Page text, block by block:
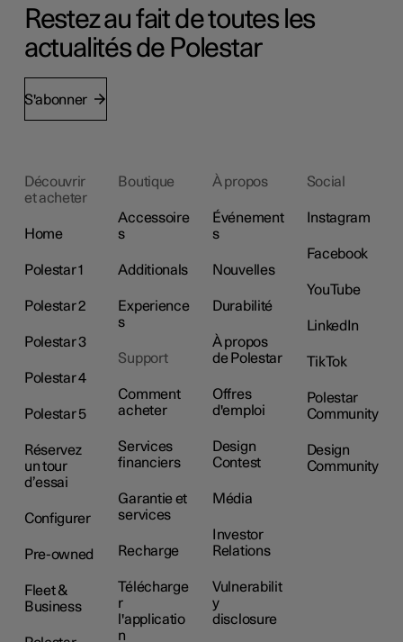
Restez au fait de toutes les
actualités de Polestar
S'abonner
Découvrir
et acheter
Home
Polestar 1
Polestar 2
Polestar 3
Polestar 4
Polestar 5
Réservez
un tour
d’essai
Configurer
Pre-owned
Fleet &
Business
Boutique
Accessoire
s
Additionals
Experience
s
Support
Comment
acheter
Services
financiers
Garantie et
services
Recharge
Télécharge
r
l'applicatio
n
À propos
Événement
s
Nouvelles
Durabilité
À propos
de Polestar
Offres
d'emploi
Design
Contest
Média
Investor
Relations
Vulnerabilit
y
disclosure
Social
Instagram
Facebook
YouTube
LinkedIn
TikTok
Polestar
Community
Design
Community